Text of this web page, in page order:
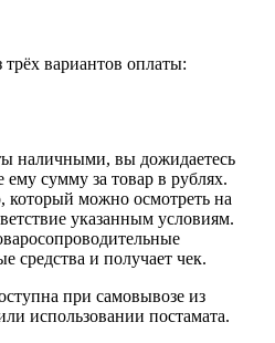
вариантов оплаты:
наличными, вы дожидаетесь
ему сумму за товар в рублях.
который можно осмотреть на
указанным условиям.
средства и получает чек.
при самовывозе из
использовании постамата.